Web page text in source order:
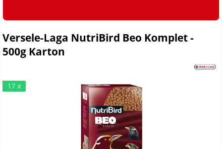
Versele-Laga NutriBird Beo Komplet -
500g Karton
17 x